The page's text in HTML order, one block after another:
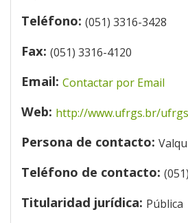
Teléfono: (051) 3316-3428
Fax: (051) 3316-4120
Email: Contactar por Email
Web: http://www.ufrgs.br/
Persona de contacto:
Teléfono de contacto:
Titularidad jurídica: Pública